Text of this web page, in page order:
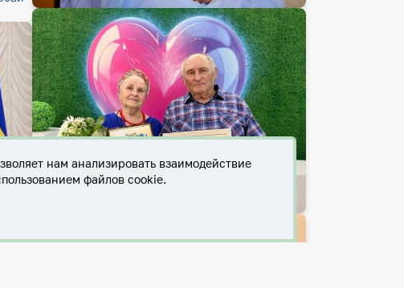
нам анализировать взаимодействие
файлов cookie.